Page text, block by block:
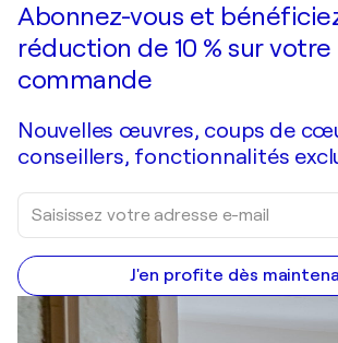
Abonnez-vous et
réduction de 10 % sur
commande
Nouvelles œuvres, coups de
conseillers, fonctionnalités
J'en profite dès